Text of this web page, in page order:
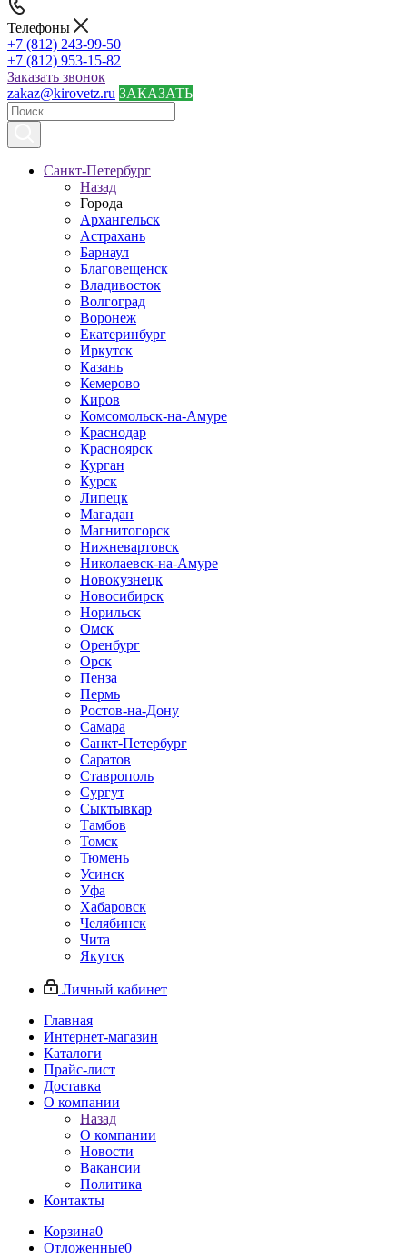
Телефоны
+7 (812) 243-99-50
+7 (812) 953-15-82
Заказать звонок
zakaz@kirovetz.ru ЗАКАЗАТЬ
Санкт-Петербург
Назад
Города
Архангельск
Астрахань
Барнаул
Благовещенск
Владивосток
Волгоград
Воронеж
Екатеринбург
Иркутск
Казань
Кемерово
Киров
Комсомольск-на-Амуре
Краснодар
Красноярск
Курган
Курск
Липецк
Магадан
Магнитогорск
Нижневартовск
Николаевск-на-Амуре
Новокузнецк
Новосибирск
Норильск
Омск
Оренбург
Орск
Пенза
Пермь
Ростов-на-Дону
Самара
Санкт-Петербург
Саратов
Ставрополь
Сургут
Сыктывкар
Тамбов
Томск
Тюмень
Усинск
Уфа
Хабаровск
Челябинск
Чита
Якутск
Личный кабинет
Главная
Интернет-магазин
Каталоги
Прайс-лист
Доставка
О компании
Назад
О компании
Новости
Вакансии
Политика
Контакты
Корзина0
Отложенные0